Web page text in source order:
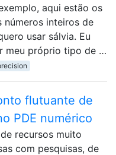
aqui estão os
números inteiros de
usar sálvia. Eu
meu próprio tipo de …
flutuante de
PDE numérico
recursos muito
com pesquisas, de